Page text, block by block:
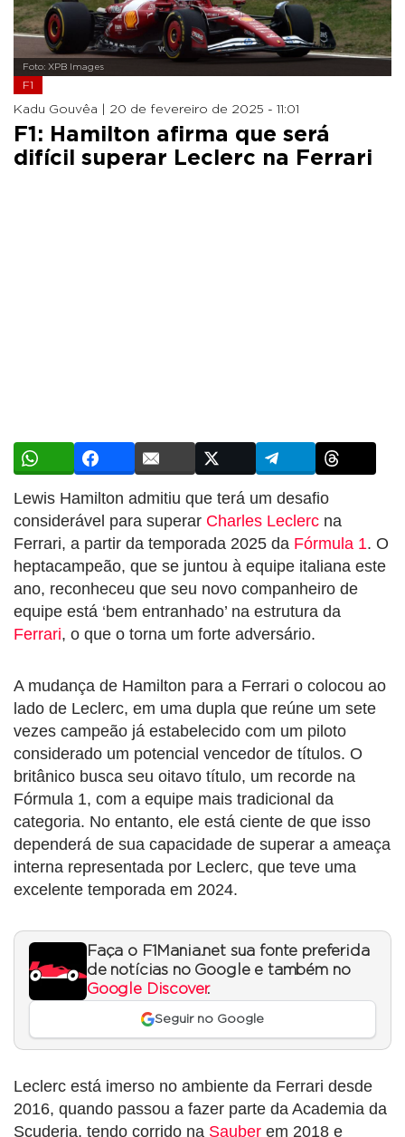
Foto: XPB Images
F1
Kadu Gouvêa | 20 de fevereiro de 2025 - 11:01
F1: Hamilton afirma que será
difícil superar Leclerc na Ferrari
Lewis Hamilton admitiu que terá um desafio
considerável para superar Charles Leclerc na
Ferrari, a partir da temporada 2025 da Fórmula 1. O
heptacampeão, que se juntou à equipe italiana este
ano, reconheceu que seu novo companheiro de
equipe está ‘bem entranhado’ na estrutura da
Ferrari, o que o torna um forte adversário.
A mudança de Hamilton para a Ferrari o colocou ao
lado de Leclerc, em uma dupla que reúne um sete
vezes campeão já estabelecido com um piloto
considerado um potencial vencedor de títulos. O
britânico busca seu oitavo título, um recorde na
Fórmula 1, com a equipe mais tradicional da
categoria. No entanto, ele está ciente de que isso
dependerá de sua capacidade de superar a ameaça
interna representada por Leclerc, que teve uma
excelente temporada em 2024.
Faça o F1Mania.net sua fonte preferida
de notícias no Google e também no
Google Discover.
Seguir no Google
Leclerc está imerso no ambiente da Ferrari desde
2016, quando passou a fazer parte da Academia da
Scuderia, tendo corrido na Sauber em 2018 e